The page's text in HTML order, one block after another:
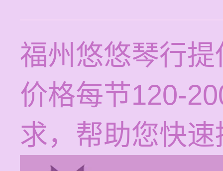
福州悠悠琴行
价格每节120-
求，帮助您快